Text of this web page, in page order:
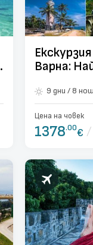
Варна:
9 дни /
Цена на човек
1378.00€ /